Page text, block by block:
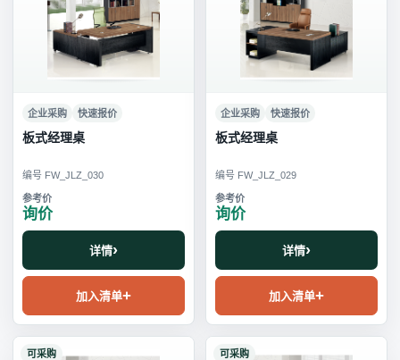
企业采购 快速报价
板式经理桌
编号 FW_JLZ_030
询价
详情
加入清单
企业采购 快速报价
板式经理桌
编号 FW_JLZ_029
询价
详情
加入清单
可采购 可采购